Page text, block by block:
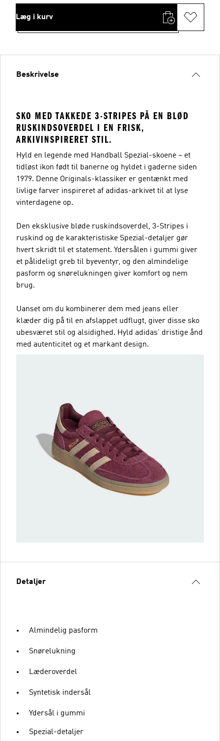
Læg i kurv
Beskrivelse
SKO MED TAKKEDE 3-STRIPES PÅ EN BLØD
RUSKINDSOVERDEL I EN FRISK,
ARKIVINSPIRERET STIL.
Hyld en legende med Handball Spezial-skoene – et
tidløst ikon født til banerne og hyldet i gaderne siden
1979. Denne Originals-klassiker er gentænkt med
livlige farver inspireret af adidas-arkivet til at lyse
vinterdagene op.
Den eksklusive bløde ruskindsoverdel, 3-Stripes i
ruskind og de karakteristiske Spezial-detaljer gør
hvert skridt til et statement. Ydersålen i gummi giver
et pålideligt greb til byeventyr, og den almindelige
pasform og snørelukningen giver komfort og nem
brug.
Uanset om du kombinerer dem med jeans eller
klæder dig på til en afslappet udflugt, giver disse sko
ubesværet stil og alsidighed. Hyld adidas' dristige ånd
med autenticitet og et markant design.
Detaljer
Almindelig pasform
Snørelukning
Læderoverdel
Syntetisk indersål
Ydersål i gummi
Spezial-detaljer